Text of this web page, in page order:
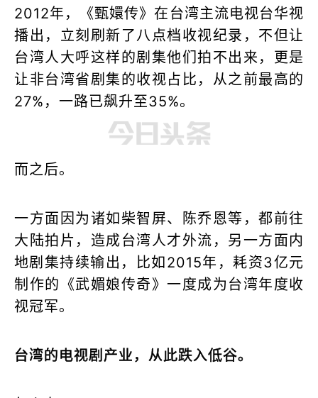
2012年，《甄嬛传》在台湾主流电视台华视
播出，立刻刷新了八点档收视纪录，不但让
台湾人大呼这样的剧集他们拍不出来，更是
让非台湾省剧集的收视占比，从之前最高的
27%，一路已飙升至35%。
而之后。
一方面因为诸如柴智屏、陈乔恩等，都前往
大陆拍片，造成台湾人才外流，另一方面内
地剧集持续输出，比如2015年，耗资3亿元
制作的《武媚娘传奇》一度成为台湾年度收
视冠军。
台湾的电视剧产业，从此跌入低谷。